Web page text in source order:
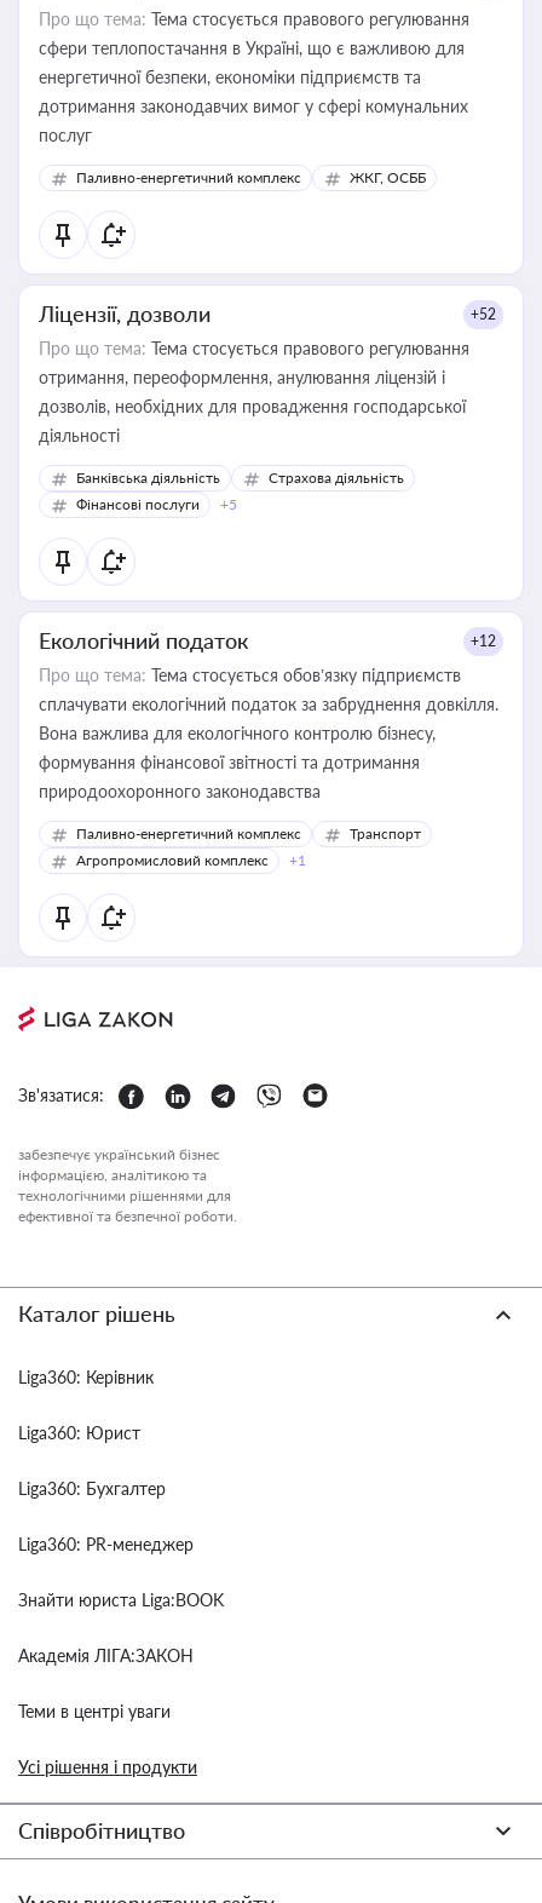
Про що тема: Тема стосується правового регулювання
сфери теплопостачання в Україні, що є важливою для
енергетичної безпеки, економіки підприємств та
дотримання законодавчих вимог у сфері комунальних
послуг
Паливно-енергетичний комплекс ЖКГ, ОСББ
Ліцензії, дозволи +52
Про що тема: Тема стосується правового регулювання
отримання, переоформлення, анулювання ліцензій і
дозволів, необхідних для провадження господарської
діяльності
Банківська діяльність
Страхова діяльність
Фінансові послуги
+5
Екологічний податок +12
Про що тема: Тема стосується обов’язку підприємств
сплачувати екологічний податок за забруднення довкілля.
Вона важлива для екологічного контролю бізнесу,
формування фінансової звітності та дотримання
природоохоронного законодавства
Паливно-енергетичний комплекс
Транспорт
Агропромисловий комплекс
+1
Зв'язатися:
забезпечує український бізнес
інформацією, аналітикою та
технологічними рішеннями для
ефективної та безпечної роботи.
Каталог рішень
Liga360: Керівник
Liga360: Юрист
Liga360: Бухгалтер
Liga360: PR-менеджер
Знайти юриста Liga:BOOK
Академія ЛІГА:ЗАКОН
Теми в центрі уваги
Усі рішення і продукти
Співробітництво